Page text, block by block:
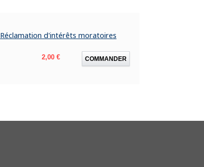
Réclamation d'intérêts moratoires
Prix
2,00 € COMMANDER